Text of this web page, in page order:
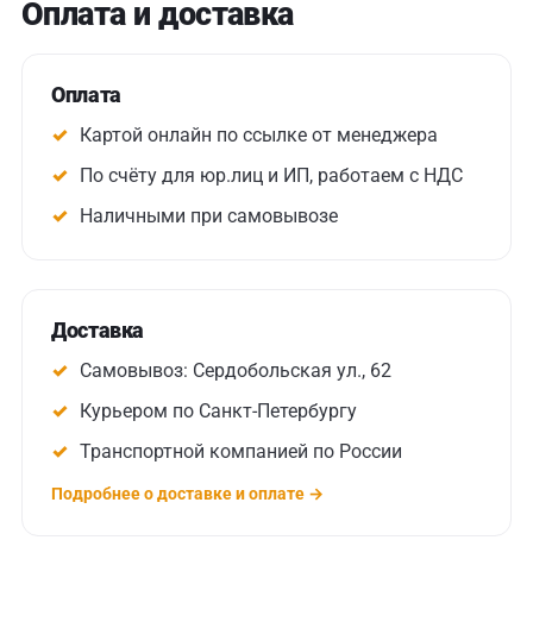
Оплата и доставка
Оплата
Картой онлайн по ссылке от менеджера
По счёту для юр.лиц и ИП, работаем с НДС
Наличными при самовывозе
Доставка
Самовывоз: Сердобольская ул., 62
Курьером по Санкт-Петербургу
Транспортной компанией по России
Подробнее о доставке и оплате →